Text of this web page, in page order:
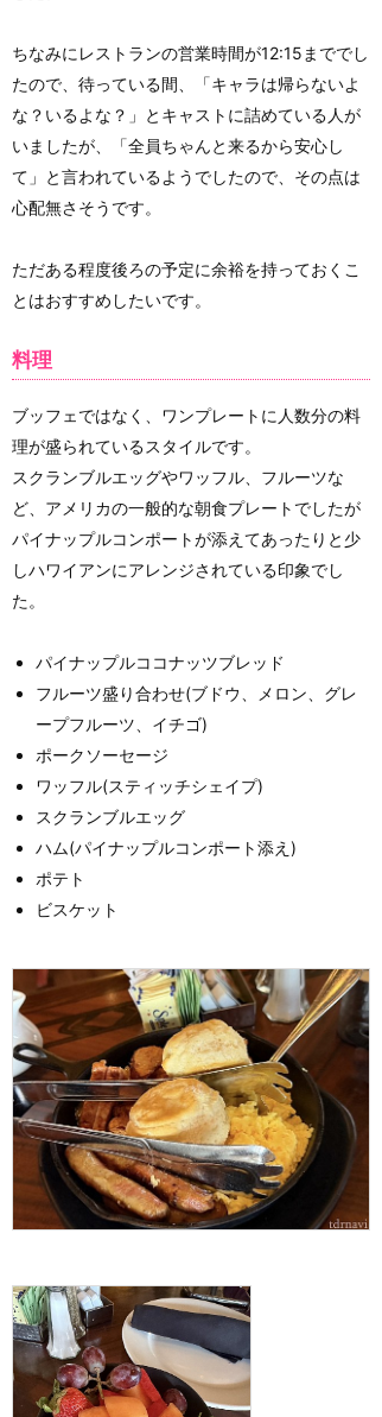
ちなみにレストランの営業時間が12:15まででし
たので、待っている間、「キャラは帰らないよ
な？いるよな？」とキャストに詰めている人が
いましたが、「全員ちゃんと来るから安心し
て」と言われているようでしたので、その点は
心配無さそうです。
ただある程度後ろの予定に余裕を持っておくこ
とはおすすめしたいです。
料理
ブッフェではなく、ワンプレートに人数分の料
理が盛られているスタイルです。
スクランブルエッグやワッフル、フルーツな
ど、アメリカの一般的な朝食プレートでしたが
パイナップルコンポートが添えてあったりと少
しハワイアンにアレンジされている印象でし
た。
パイナップルココナッツブレッド
フルーツ盛り合わせ(ブドウ、メロン、グレ
ープフルーツ、イチゴ)
ポークソーセージ
ワッフル(スティッチシェイプ)
スクランブルエッグ
ハム(パイナップルコンポート添え)
ポテト
ビスケット